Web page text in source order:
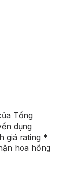
Tổng
dụng
giá rating *
hoa hồng